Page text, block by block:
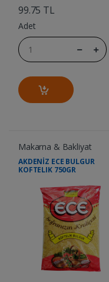
99.75 TL
Adet
Makarna & Bakliyat
AKDENİZ ECE BULGUR
KOFTELIK 750GR